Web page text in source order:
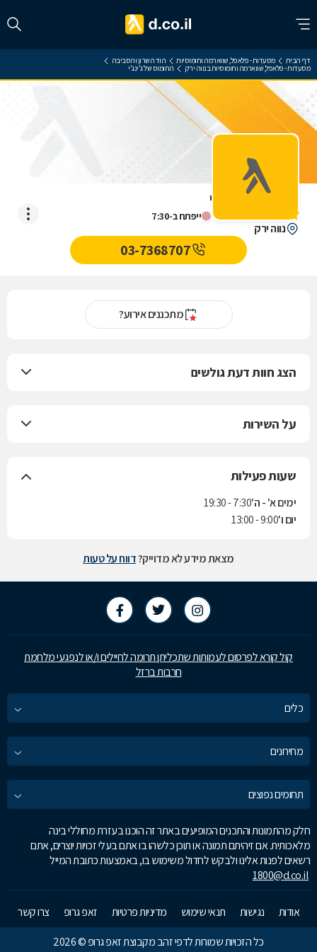
דף הבית מסעדות - פלאפל, שווארמה וחומוסיות הוד השרון והסביבה
מסעדות - פלאפל, שווארמה וחומוסיות בנווה ירק החומוס של ג'ינג'י
ייפתח ב-7:30
החומוס של ג'ינג'י
נווה ירק
03-7368707
מתכננים אירוע?
הצג חוות דעת גולשים
על השירות
שעות פעילות
ימים א' - ה'7:30 - 19:30
יום ו'9:00 - 13:00
מצאת מידע לא מדוייק?דווח על טעות
קול קורא לפרסום לעמותות שתכליתן תרומה לחיילים ו/או לנפגעי מלחמת
חרבות ברזל
כלים
מחירונים
תחומים נפוצים
חלק מהתמונות והתכנים המופיעים באתר זה הוכנו בעזרת מחוללי בינה
מלאכותית. אם זיהיתם תמונה או תוכן כלשהו בו אתם בעלי זכויות יוצרים, אתם
רשאים לפנות אלינו ולבקש לחדול משימוש בו, באמצעות כתובת המייל
1800@d.co.il
אודות נגישות תנאי שימוש מדיניות פרטיות זאפ גרופ
צרו קשר
כל הזכויות שמורות לדפי זהב מקבוצת זאפ גרופ © 2026